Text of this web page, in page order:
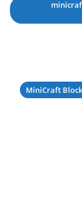
MiniCraft